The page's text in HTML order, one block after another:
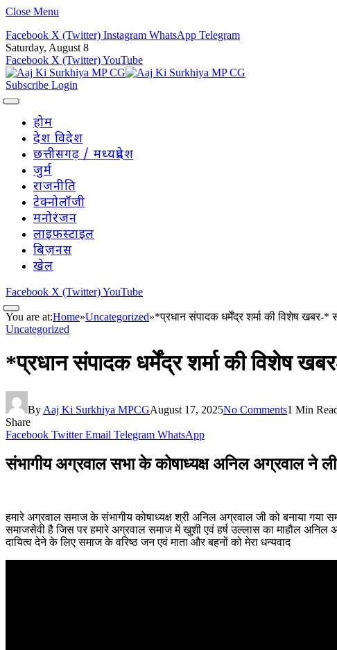
Close Menu
Facebook X (Twitter) Instagram WhatsApp Telegram
Saturday, August 8
Facebook X (Twitter)YouTube
Subscribe Login
होम
देश विदेश
छत्तीसगढ़ / मध्यप्रदेश
जुर्म
राजनीति
टेक्नोलॉजी
मनोरंजन
लाइफस्टाइल
बिज़नस
खेल
Facebook X (Twitter)YouTube
You are at:Home»Uncategorized»*प्रधान संपादक धर्मेंद्र शर्मा की विशेष खबर-
Uncategorized
*प्रधान संपादक धर्मेंद्र शर्मा की विशेष
By Aaj Ki Surkhiya MPCGAugust 17, 2025No Comments1 Min
Share
Facebook Twitter Email Telegram WhatsApp
संभागीय अग्रवाल सभा के कोषाध्यक्ष अनिल अग्रवाल ने
हमारे अग्रवाल समाज के संभागीय कोषाध्यक्ष श्री अनिल अग्रवाल जी को बनाया गया
समाजसेवी है जिस पर हमारे अग्रवाल समाज में खुशी एवं हर्ष उल्लास का माहौल अनिल
दायित्व देने के लिए समाज के वरिष्ठ जन एवं माता और बहनों को मेरा धन्यवाद